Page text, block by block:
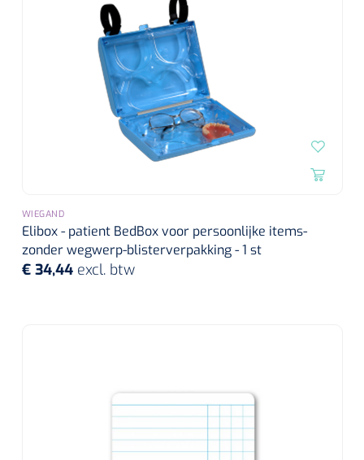
WIEGAND
Elibox - patient BedBox voor persoonlijke items-
zonder wegwerp-blisterverpakking - 1 st
€ 34,44 excl. btw